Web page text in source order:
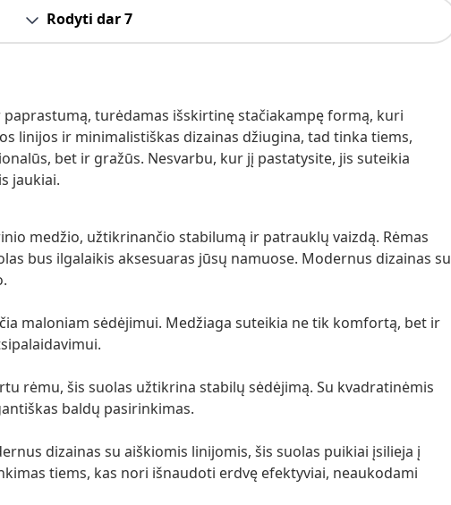
Rodyti dar 7
turėdamas išskirtinę stačiakampę formą, kuri
linijos ir minimalistiškas dizainas džiugina, tad tinka tiems,
bet ir gražūs. Nesvarbu, kur jį pastatysite, jis suteikia
jaukiai.
medžio, užtikrinančio stabilumą ir patrauklų vaizdą. Rėmas
bus ilgalaikis aksesuaras jūsų namuose. Modernus dizainas su
maloniam sėdėjimui. Medžiaga suteikia ne tik komfortą, bet ir
rėmu, šis suolas užtikrina stabilų sėdėjimą. Su kvadratinėmis
baldų pasirinkimas.
dizainas su aiškiomis linijomis, šis suolas puikiai įsilieja į
tiems, kas nori išnaudoti erdvę efektyviai, neaukodami